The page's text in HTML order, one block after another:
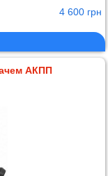
4 600 грн
АКПП